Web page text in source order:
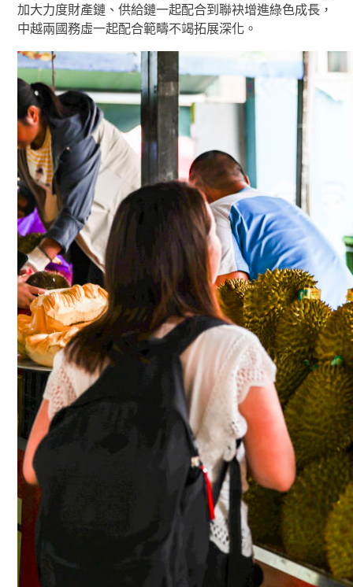
加大力度財產鏈、供給鏈一起配合到聯袂增進綠色成長，
中越兩國務虛一起配合範疇不竭拓展深化。